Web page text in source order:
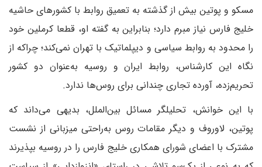
مسکو و پوتین بیش از گذشته به تعمیق روابط با کشورهای حاشیه
خلیج فارس نیاز مبرم دارد؛ بنابراین به گفته او، قطعا کرملین خود
را محدود به روابط سیاسی و دیپلماتیک با تهران نمی‌کند؛ چراکه از
نگاه این کارشناس، روابط ایران و روسیه به‌عنوان دو کشور
تحریم‌زده، آورده تجاری چندانی برای روس‌ها ندارد.
با این خوانش، تحلیلگر مسائل بین‌الملل، بدیهی می‌داند که
پوتین، لاوروف و دیگر مقامات روس به‌راحتی میزبانی از نشست
مشترک با اعضای شورای همکاری خلیج فارس را در روسیه بپذیرند